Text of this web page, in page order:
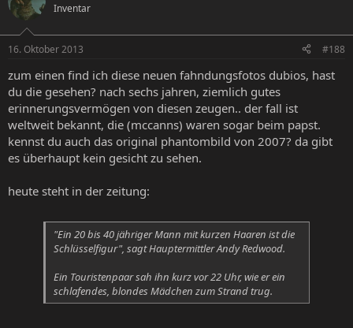
Inventar
16. Oktober 2013 #188
zum einen find ich diese neuen fahndungsfotos dubios, hast
du die gesehen? nach sechs jahren, ziemlich gutes
erinnerungsvermögen von diesen zeugen.. der fall ist
weltweit bekannt, die (mccanns) waren sogar beim papst.
kennst du auch das original phantombild von 2007? da gibt
es überhaupt kein gesicht zu sehen.
heute steht in der zeitung:
"Ein 20 bis 40 jähriger Mann mit kurzen Haaren ist die
Schlüsselfigur", sagt Hauptermittler Andy Redwood.
Ein Touristenpaar sah ihn kurz vor 22 Uhr, wie er ein
schlafendes, blondes Mädchen zum Strand trug.